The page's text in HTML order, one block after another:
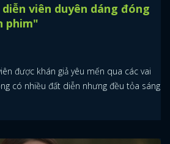
viên duyên dáng đóng
phim"
được khán giả yêu mến qua các vai
có nhiều đất diễn nhưng đều tỏa sáng